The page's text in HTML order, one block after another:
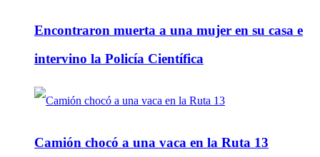
Encontraron muerta a una mujer en su casa e
intervino la Policía Científica
Camión chocó a una vaca en la Ruta 13